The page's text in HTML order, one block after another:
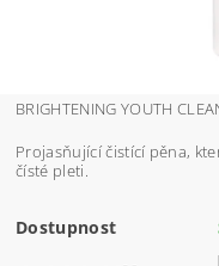
BRIGHTENING YOUTH
Projasňující čistící pěna,
čísté pleti.
Dostupnost